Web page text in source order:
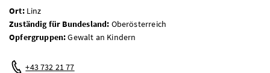
Ort:Linz
Zuständig für Bundesland: Oberösterreich
Opfergruppen:Gewalt an Kindern
Telefon:
+43 732 21 77